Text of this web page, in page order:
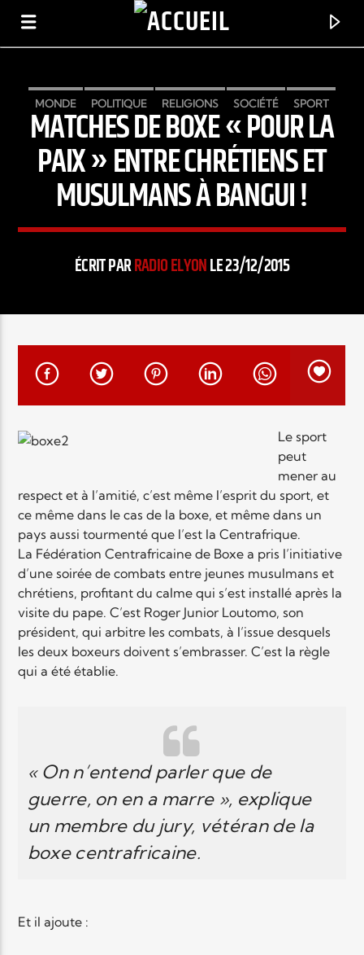
RADIO ELYON
POSITIVE ET ENCOURAGEANTE !
EN CE MOMENT
TITRE
ARTISTE
Radio Elyon
Elyon Rhema
Elyon Kids
MONDE POLITIQUE RELIGIONS SOCIÉTÉ SPORT
MATCHES DE BOXE « POUR LA
PAIX » ENTRE CHRÉTIENS ET
MUSULMANS À BANGUI !
ÉCRIT PARRADIO ELYONLE 23/12/2015
Le sport
peut
mener au
respect et à l’amitié, c’est même l’esprit du sport, et
ce même dans le cas de la boxe, et même dans un
pays aussi tourmenté que l’est la Centrafrique.
La Fédération Centrafricaine de Boxe a pris l’initiative
d’une soirée de combats entre jeunes musulmans et
chrétiens, profitant du calme qui s’est installé après la
visite du pape. C’est Roger Junior Loutomo, son
président, qui arbitre les combats, à l’issue desquels
les deux boxeurs doivent s’embrasser. C’est la règle
qui a été établie.
« On n’entend parler que de
guerre, on en a marre », explique
un membre du jury, vétéran de la
boxe centrafricaine.
Et il ajoute :